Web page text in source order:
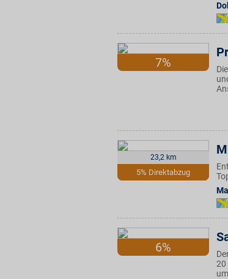
7%
23,2 km
5% Direktabzug
6%
20